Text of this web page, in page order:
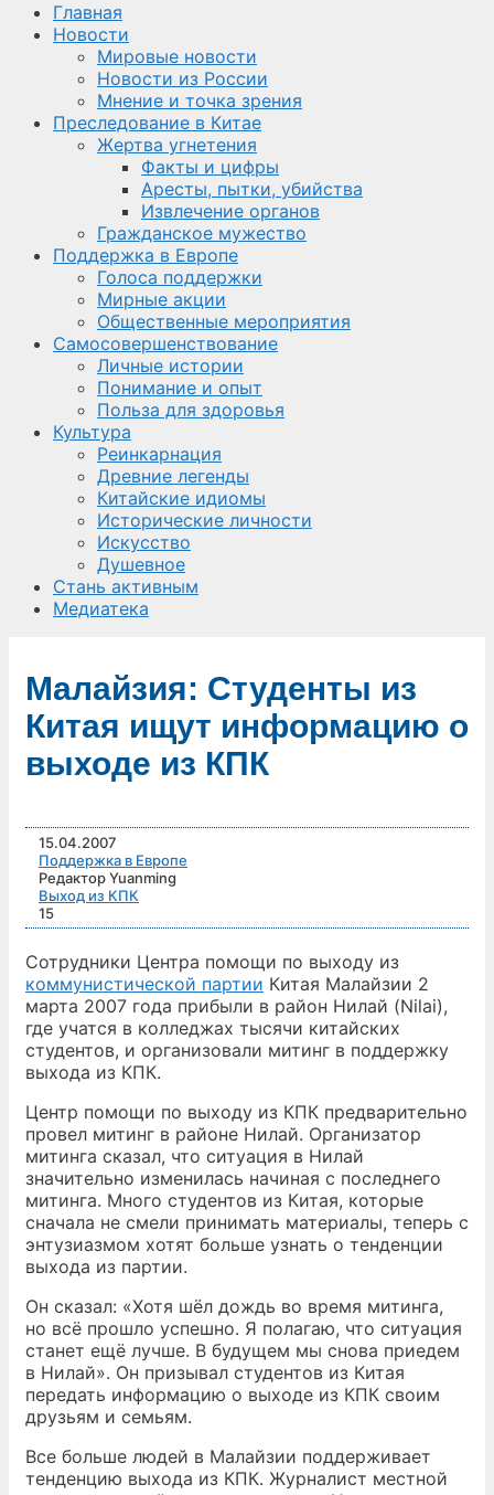
Главная
Новости
Мировые новости
Новости из России
Мнение и точка зрения
Преследование в Китае
Жертва угнетения
Факты и цифры
Аресты, пытки, убийства
Извлечение органов
Гражданское мужество
Поддержка в Европе
Голоса поддержки
Мирные акции
Общественные мероприятия
Самосовершенствование
Личные истории
Понимание и опыт
Польза для здоровья
Культура
Реинкарнация
Древние легенды
Китайские идиомы
Исторические личности
Искусство
Душевное
Стань активным
Медиатека
Малайзия: Студенты из
Китая ищут информацию о
выходе из КПК
15.04.2007
Поддержка в Европе
Редактор Yuanming
Выход из КПК
15
Сотрудники Центра помощи по выходу из
коммунистической партии Китая Малайзии 2
марта 2007 года прибыли в район Нилай (Nilai),
где учатся в колледжах тысячи китайских
студентов, и организовали митинг в поддержку
выхода из КПК.
Центр помощи по выходу из КПК предварительно
провел митинг в районе Нилай. Организатор
митинга сказал, что ситуация в Нилай
значительно изменилась начиная с последнего
митинга. Много студентов из Китая, которые
сначала не смели принимать материалы, теперь с
энтузиазмом хотят больше узнать о тенденции
выхода из партии.
Он сказал: «Хотя шёл дождь во время митинга,
но всё прошло успешно. Я полагаю, что ситуация
станет ещё лучше. В будущем мы снова приедем
в Нилай». Он призывал студентов из Китая
передать информацию о выходе из КПК своим
друзьям и семьям.
Все больше людей в Малайзии поддерживает
тенденцию выхода из КПК. Журналист местной